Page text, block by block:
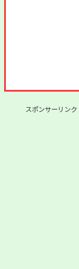
スポンサーリンク